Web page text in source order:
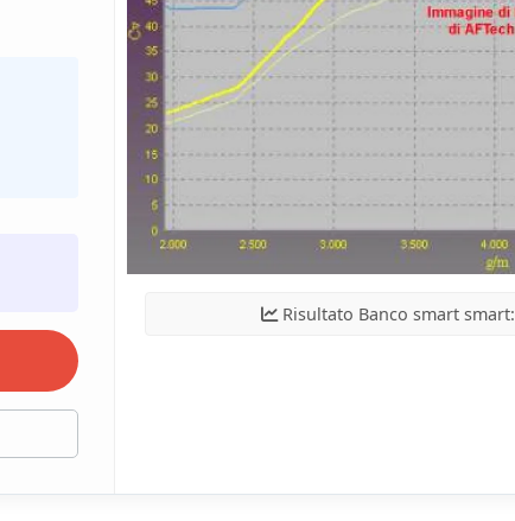
Risultato Banco smart smart: